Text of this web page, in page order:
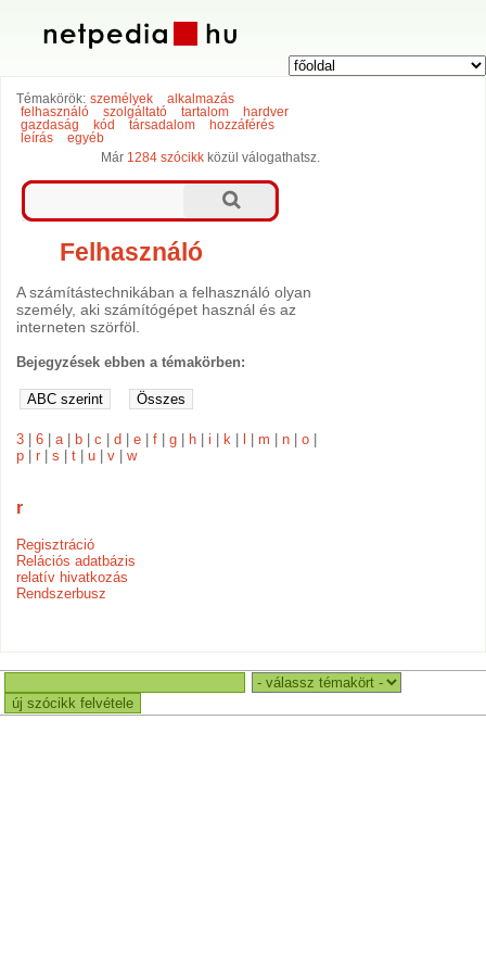
Témakörök: személyek
alkalmazás
felhasználó
szolgáltató tartalom
hardver
gazdaság
kód társadalom
hozzáférés
leírás
egyéb
Már 1284 szócikk közül válogathatsz.
Felhasználó
A számítástechnikában a felhasználó olyan
személy, aki számítógépet használ és az
interneten szörföl.
Bejegyzések ebben a témakörben:
3 |6 |a| b |c |d |e |f |g h |i k |m |n |o
p |r |s |t |u |v |w
r
Regisztráció
Relációs adatbázis
relatív hivatkozás
Rendszerbusz